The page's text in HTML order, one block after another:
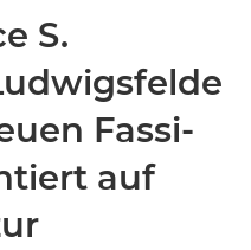
S.
Fassi-
auf